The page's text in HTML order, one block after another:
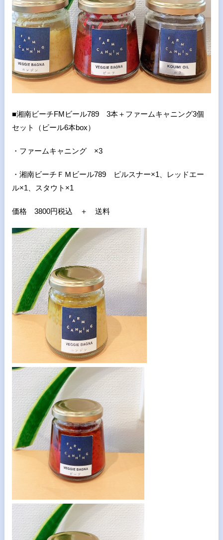
■湘南ビーチFMビール789 3本＋ファームキャニング3個
セット（ビール6本box）
・ファームキャニング ×3
・湘南ビーチＦＭビール789ピルスナー×1 、レッドエー
ル×1 、スタウト×1
価格 3800円税込 ＋ 送料